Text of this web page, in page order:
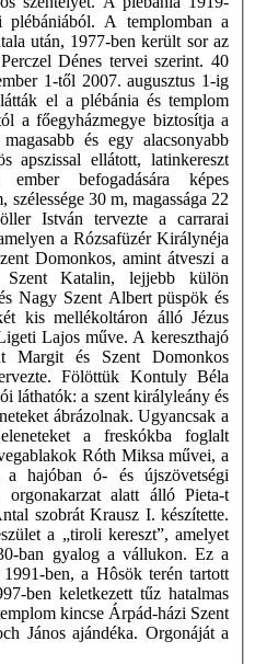
plébániából. A templomban a
után, 1977-ben került sor az
Dénes tervei szerint. 40
1-től 2007. augusztus 1-ig
el a plébánia és templom
a főegyházmegye biztosítja a
és egy alacsonyabb
apszissal ellátott, latinkereszt
befogadására képes
30 m, magassága 22
István tervezte a carrarai
a Rózsafüzér Királynéja
Domonkos, amint átveszi a
Szent Katalin, lejjebb külön
Nagy Szent Albert püspök és
kis mellékoltáron álló Jézus
Lajos műve. A kereszthajó
Margit és Szent Domonkos
Fölöttük Kontuly Béla
láthatók: a szent királyleány és
ábrázolnak. Ugyancsak a
a freskókba foglalt
Róth Miksa művei, a
a hajóban ó- és újszövetségi
alatt álló Pieta-t
szobrát Krausz I. készítette.
a „tiroli kereszt”, amelyet
ban gyalog a vállukon. Ez a
1991-ben, a Hôsök terén tartott
ben keletkezett tűz hatalmas
kincse Árpád-házi Szent
János ajándéka. Orgonáját a